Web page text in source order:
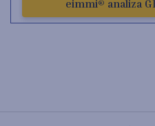
eimmi® analiza